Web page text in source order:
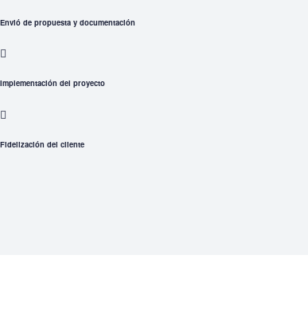
Envió de propuesta y documentación
Implementación del proyecto
Fidelización del cliente